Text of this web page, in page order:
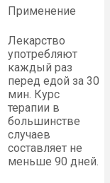
Применение
Лекарство
употребляют
каждый раз
перед едой за 30
мин. Курс
терапии в
большинстве
случаев
составляет не
меньше 90 дней.